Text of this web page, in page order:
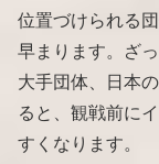
位置づけられる
早まります。ざ
大手団体、日本
ると、観戦前に
すくなります。